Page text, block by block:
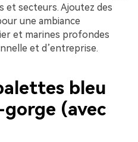
et secteurs. Ajoutez des
une ambiance
et marines profondes
et d’entreprise.
bleu
(avec